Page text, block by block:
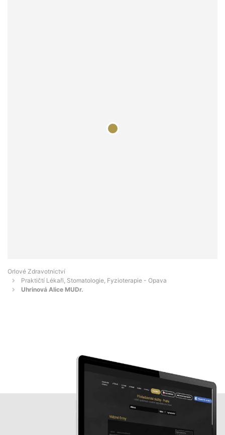
Orlové Zdravotnictví
Praktičtí Lékaři, Stomatologie, Fyzioterapie - Opava
Uhrinová Alice MUDr.